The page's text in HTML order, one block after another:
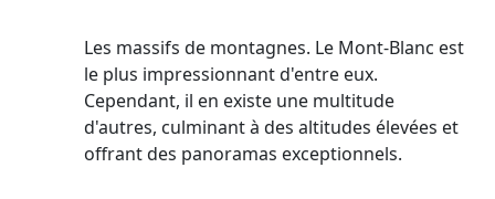
Les massifs de montagnes. Le Mont-Blanc est
le plus impressionnant d'entre eux.
Cependant, il en existe une multitude
d'autres, culminant à des altitudes élevées et
offrant des panoramas exceptionnels.